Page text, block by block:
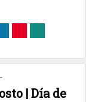
| Día de